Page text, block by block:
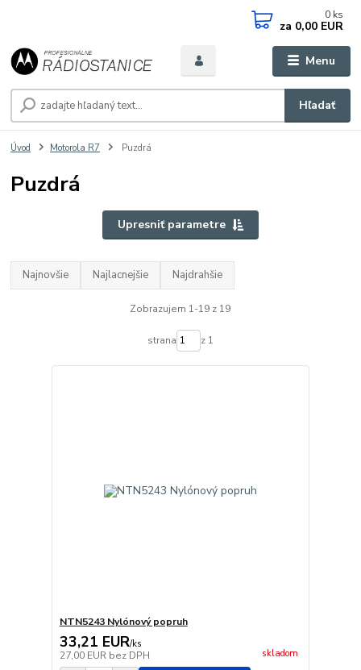
Menu
Hľadať
0 ks
za 0,00 EUR
Úvod Motorola R7 Puzdrá
Puzdrá
Upresniť parametre
Najnovšie Najlacnejšie Najdrahšie
Zobrazujem 1-19 z 19
strana z 1
NTN5243 Nylónový popruh
33,21 EUR/ks
27,00 EUR bez DPH skladom